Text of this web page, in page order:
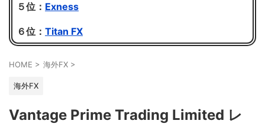
５位： Exness
６位： Titan FX
HOME > 海外FX >
海外FX
Vantage Prime Trading Limited レ